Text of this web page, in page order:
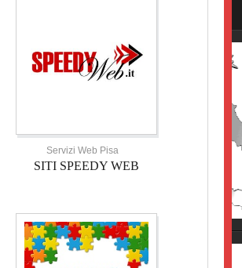
Servizi Web Pisa
SITI SPEEDY WEB